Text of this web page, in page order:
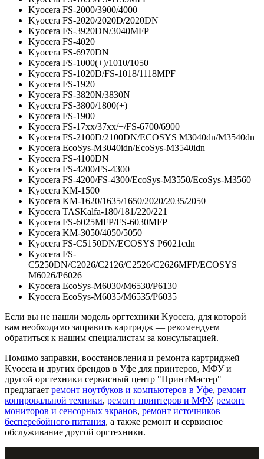
Kyocera FS-2000/3900/4000
Kyocera FS-2020/2020D/2020DN
Kyocera FS-3920DN/3040MFP
Kyocera FS-4020
Kyocera FS-6970DN
Kyocera FS-1000(+)/1010/1050
Kyocera FS-1020D/FS-1018/1118MPF
Kyocera FS-1920
Kyocera FS-3820N/3830N
Kyocera FS-3800/1800(+)
Kyocera FS-1900
Kyocera FS-17хх/37хх/+/FS-6700/6900
Kyocera FS-2100D/2100DN/ECOSYS M3040dn/M3540dn
Kyocera EcoSys-M3040idn/EcoSys-M3540idn
Kyocera FS-4100DN
Kyocera FS-4200/FS-4300
Kyocera FS-4200/FS-4300/EcoSys-M3550/EcoSys-M3560
Kyocera KM-1500
Kyocera KM-1620/1635/1650/2020/2035/2050
Kyocera TASKalfa-180/181/220/221
Kyocera FS-6025MFP/FS-6030MFP
Kyocera KM-3050/4050/5050
Kyocera FS-C5150DN/ECOSYS P6021cdn
Kyocera FS-
C5250DN/C2026/C2126/C2526/C2626MFP/ECOSYS
M6026/P6026
Kyocera EcoSys-M6030/M6530/P6130
Kyocera EcoSys-M6035/M6535/P6035
Если вы не нашли модель оргтехники Kyocera, для которой
вам необходимо заправить картридж — рекомендуем
обратиться к нашим специалистам за консультацией.
Помимо заправки, восстановления и ремонта картриджей
Kyocera и других брендов в Уфе для принтеров, МФУ и
другой оргтехники сервисный центр "ПринтМастер"
предлагает ремонт ноутбуков и компьютеров в Уфе, ремонт
копировальной техники, ремонт принтеров и МФУ, ремонт
мониторов и сенсорных экранов, ремонт источников
бесперебойного питания, а также ремонт и сервисное
обслуживание другой оргтехники.